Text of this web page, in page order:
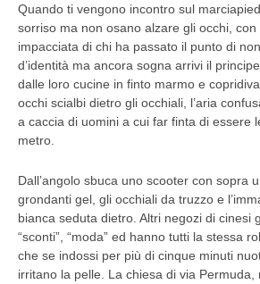
Quando ti vengono incontro sul
sorriso ma non osano alzare gli occhi, con
impacciata di chi ha passato il punto di
d’identità ma ancora sogna arrivi il
dalle loro cucine in finto marmo e
occhi scialbi dietro gli occhiali, l’aria
a caccia di uomini a cui far finta di essere
metro.
Dall’angolo sbuca uno scooter con sopra
grondanti gel, gli occhiali da truzzo e
bianca seduta dietro. Altri negozi di cinesi
“sconti”, “moda” ed hanno tutti la stessa
che se indossi per più di cinque minuti
irritano la pelle. La chiesa di via Permuda,